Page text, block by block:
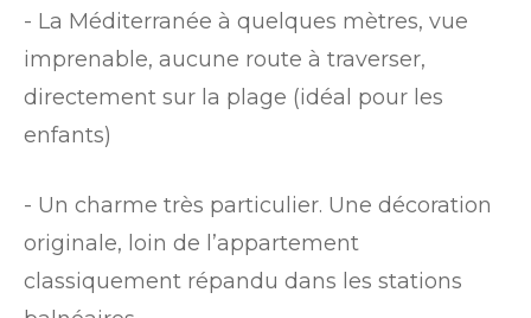
- La Méditerranée à quelques mètres, vue
imprenable, aucune route à traverser,
directement sur la plage (idéal pour les
enfants)
- Un charme très particulier. Une décoration
originale, loin de l’appartement
classiquement répandu dans les stations